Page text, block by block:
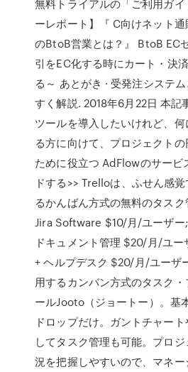
無料トライアルの「ご利用ガイ
ーレポート】『 C向けネット
のBtoB営業とは？』 BtoB EC
引をEC化する時にカート・決
る～ あとがき · 受発注システ
すく解説. 2018年6月22日 本記
ツールを導入したいけれど、
る方に向けて、プロジェクト
ために役立つ AdFlowのサービ
ドする>> Trelloは、ふせん感
るかんばん方式の無料のタスク
Jira Software $10/月/ユーザ
ドキュメント管理 $20/月/ユ
+ ヘルプデスク $20/月/ユーザ
用するカンバン方式のタスク
ールJooto（ジョートー）。基
ドロップだけ。ガントチャー
してタスク管理も可能。プロ
況を把握しやすいので、マネー